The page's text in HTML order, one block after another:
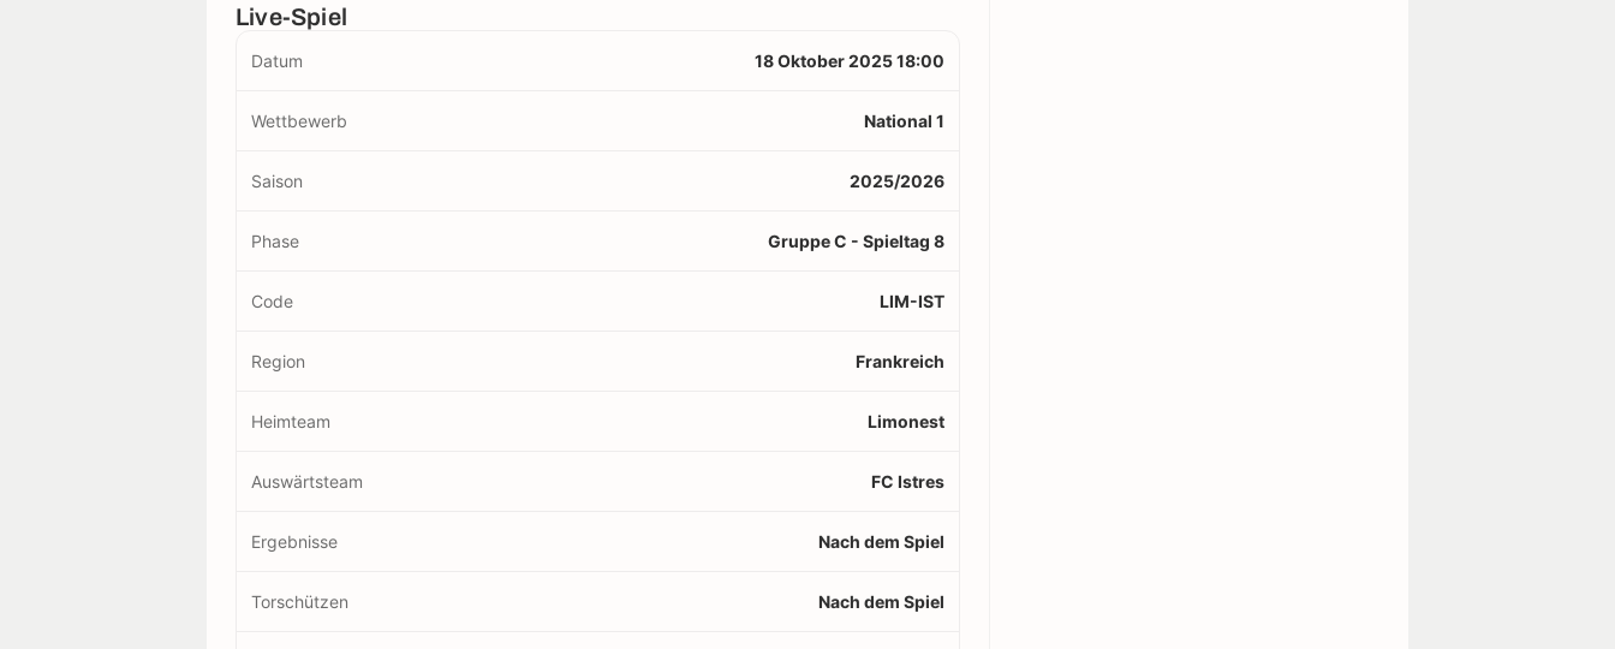
Live-Spiel
Datum 18 Oktober 2025 18:00
Wettbewerb National 1
Saison 2025/2026
Phase Gruppe C - Spieltag 8
Code LIM-IST
Region Frankreich
Heimteam Limonest
Auswärtsteam FC Istres
Ergebnisse Nach dem Spiel
Torschützen Nach dem Spiel